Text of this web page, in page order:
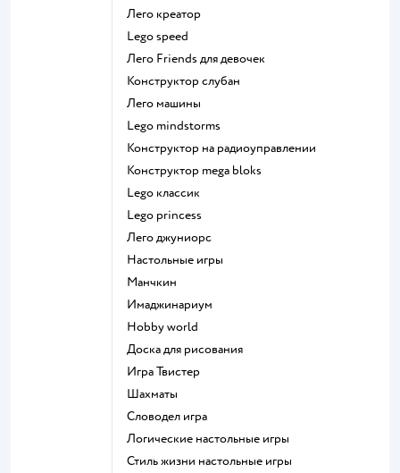
Лего креатор
Lego speed
Лего Friends для девочек
Конструктор слубан
Лего машины
Lego mindstorms
Конструктор на радиоуправлении
Конструктор mega bloks
Lego классик
Lego princess
Лего джуниорс
Настольные игры
Манчкин
Имаджинариум
Hobby world
Доска для рисования
Игра Твистер
Шахматы
Словодел игра
Логические настольные игры
Стиль жизни настольные игры